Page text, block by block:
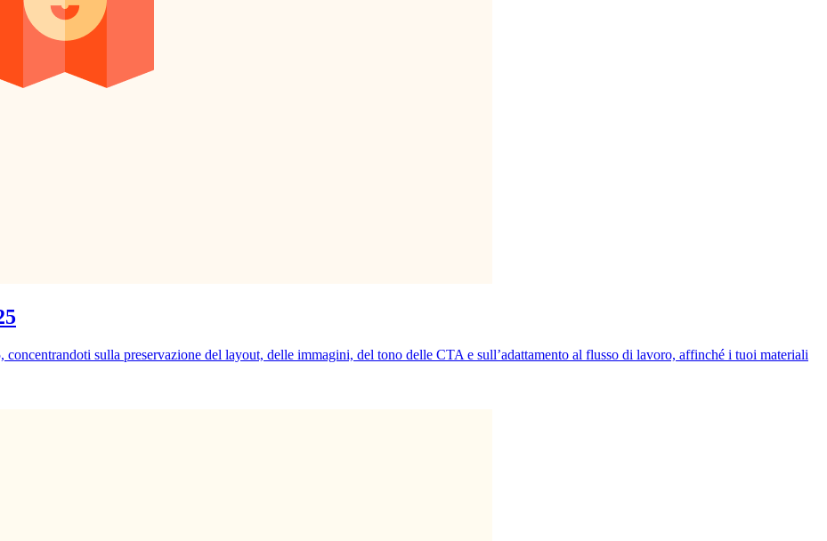
sulla preservazione del layout, delle immagini, del tono delle CTA e sull’adattamento al flusso di lavoro, affinché i tuoi materiali